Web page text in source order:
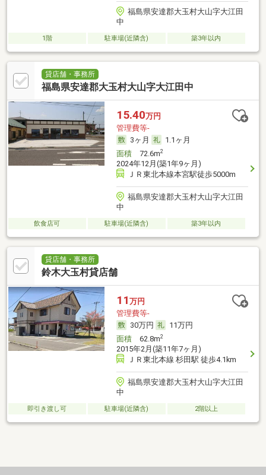
福島県安達郡大玉村大山字大江田
中
1階 駐車場(近隣含) 築3年以内
貸店舗・事務所
福島県安達郡大玉村大山字大江田中
15.40万円
管理費等-
3ヶ月
1.1ヶ月
面積72.6m2
2024年12月(築1年9ヶ月)
ＪＲ東北本線本宮駅徒歩5000m
福島県安達郡大玉村大山字大江田
中
飲食店可 駐車場(近隣含) 築3年以内
貸店舗・事務所
鈴木大玉村貸店舗
11 万円
管理費等-
30万円
11万円
面積62.8m2
2015年2月(築11年7ヶ月)
ＪＲ東北本線 杉田駅 徒歩4.1km
福島県安達郡大玉村大山字大江田
中
即引き渡し可 駐車場(近隣含) 2階以上